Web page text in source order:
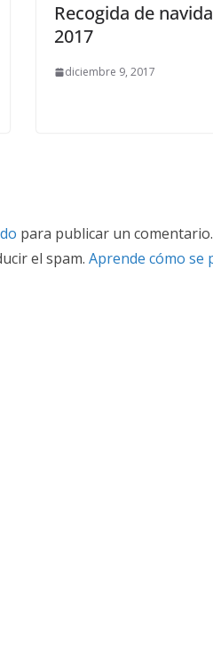
Recogida de
2017
diciembre 9, 2017
para publicar un comentario.
el spam. Aprende cómo se